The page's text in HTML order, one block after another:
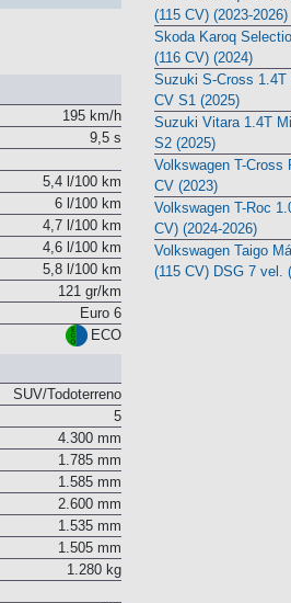
195 km/h
5,4 l/100 km
6 l/100 km
4,7 l/100 km
4,6 l/100 km
5,8 l/100 km
121 gr/km
Euro 6
SUV/Todoterreno
5
4.300 mm
1.785 mm
1.585 mm
2.600 mm
1.535 mm
1.505 mm
Skoda Kamiq
(115 CV) (2023-2026)
Skoda Karoq
(116 CV) (2024)
Suzuki S-Cross 1.4T
CV S1 (2025)
Suzuki Vitara 1.4T
S2 (2025)
Volkswagen T-Cross
CV (2023)
Volkswagen T-Roc
CV) (2024-2026)
Volkswagen Taigo